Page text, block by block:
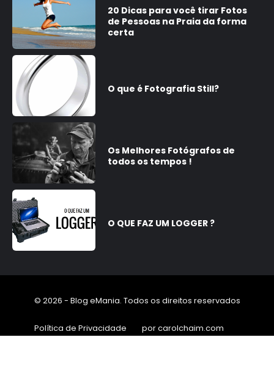
20 Dicas para você tirar Fotos
de Pessoas na Praia da forma
certa
O que é Fotografia Still?
Os Melhores Fotógrafos de
todos os tempos !
O QUE FAZ UM LOGGER ?
© 2026 - Blog eMania. Todos os direitos reservados
Política de Privacidade por carolchaim.com